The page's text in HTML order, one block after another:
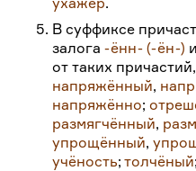
5. В суффиксе
залога-ённ- (-ён-)
от таких
напряжённый,
напряжённо;
размягчённый,
упрощённый,
учёность;толчёный;